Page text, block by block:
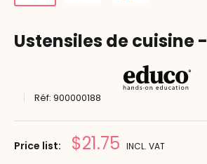
Ustensiles de cuisine
Réf: 900000188
Price list: Prix
$21.75 INCL. VAT